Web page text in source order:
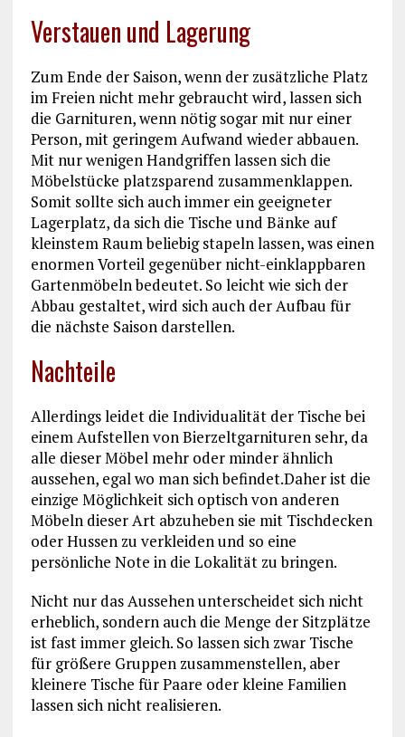
Verstauen und Lagerung
Zum Ende der Saison, wenn der zusätzliche Platz
im Freien nicht mehr gebraucht wird, lassen sich
die Garnituren, wenn nötig sogar mit nur einer
Person, mit geringem Aufwand wieder abbauen.
Mit nur wenigen Handgriffen lassen sich die
Möbelstücke platzsparend zusammenklappen.
Somit sollte sich auch immer ein geeigneter
Lagerplatz, da sich die Tische und Bänke auf
kleinstem Raum beliebig stapeln lassen, was einen
enormen Vorteil gegenüber nicht-einklappbaren
Gartenmöbeln bedeutet. So leicht wie sich der
Abbau gestaltet, wird sich auch der Aufbau für
die nächste Saison darstellen.
Nachteile
Allerdings leidet die Individualität der Tische bei
einem Aufstellen von Bierzeltgarnituren sehr, da
alle dieser Möbel mehr oder minder ähnlich
aussehen, egal wo man sich befindet.Daher ist die
einzige Möglichkeit sich optisch von anderen
Möbeln dieser Art abzuheben sie mit Tischdecken
oder Hussen zu verkleiden und so eine
persönliche Note in die Lokalität zu bringen.
Nicht nur das Aussehen unterscheidet sich nicht
erheblich, sondern auch die Menge der Sitzplätze
ist fast immer gleich. So lassen sich zwar Tische
für größere Gruppen zusammenstellen, aber
kleinere Tische für Paare oder kleine Familien
lassen sich nicht realisieren.